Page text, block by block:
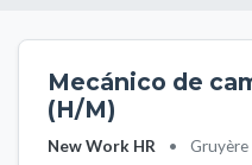
Mecánico de
(H/M)
New Work HR •
Gruyère